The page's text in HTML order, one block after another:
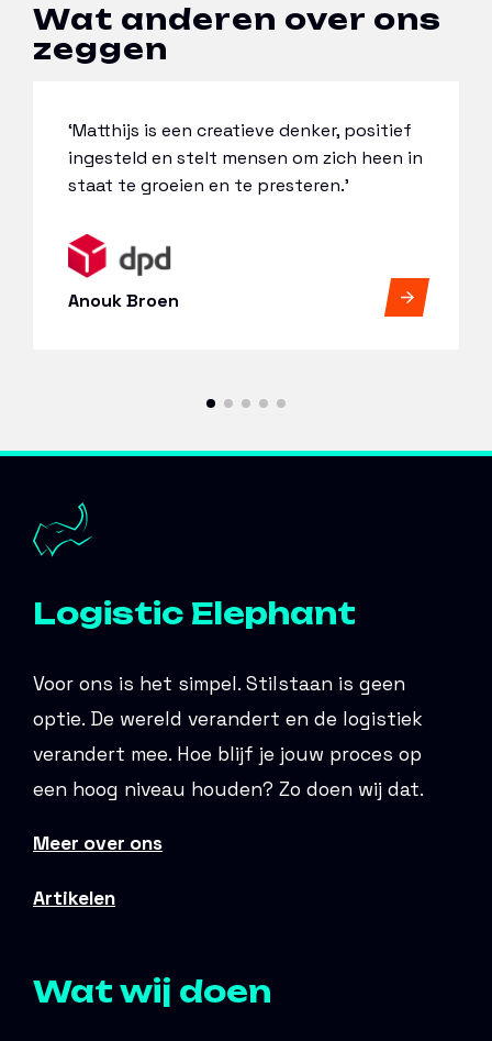
Wat anderen over ons
zeggen
‘Matthijs is een creatieve denker, positief
ingesteld en stelt mensen om zich heen in
staat te groeien en te presteren.’
Anouk Broen
Logistic Elephant
Voor ons is het simpel. Stilstaan is geen
optie. De wereld verandert en de logistiek
verandert mee. Hoe blijf je jouw proces op
een hoog niveau houden? Zo doen wij dat.
Meer over ons
Artikelen
Wat wij doen